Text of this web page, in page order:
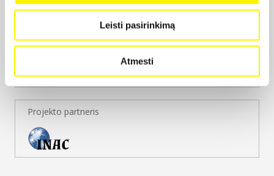
Leisti pasirinkimą
Atmesti
Projekto partneris
Projekto partneris